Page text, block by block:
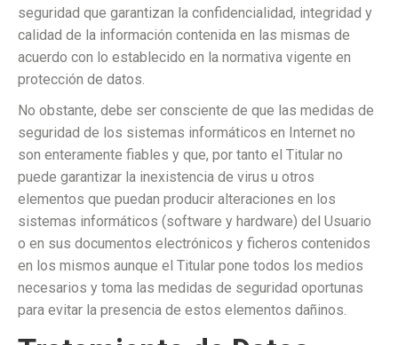
seguridad que garantizan la confidencialidad, integridad y
calidad de la información contenida en las mismas de
acuerdo con lo establecido en la normativa vigente en
protección de datos.
No obstante, debe ser consciente de que las medidas de
seguridad de los sistemas informáticos en Internet no
son enteramente fiables y que, por tanto el Titular no
puede garantizar la inexistencia de virus u otros
elementos que puedan producir alteraciones en los
sistemas informáticos (software y hardware) del Usuario
o en sus documentos electrónicos y ficheros contenidos
en los mismos aunque el Titular pone todos los medios
necesarios y toma las medidas de seguridad oportunas
para evitar la presencia de estos elementos dañinos.